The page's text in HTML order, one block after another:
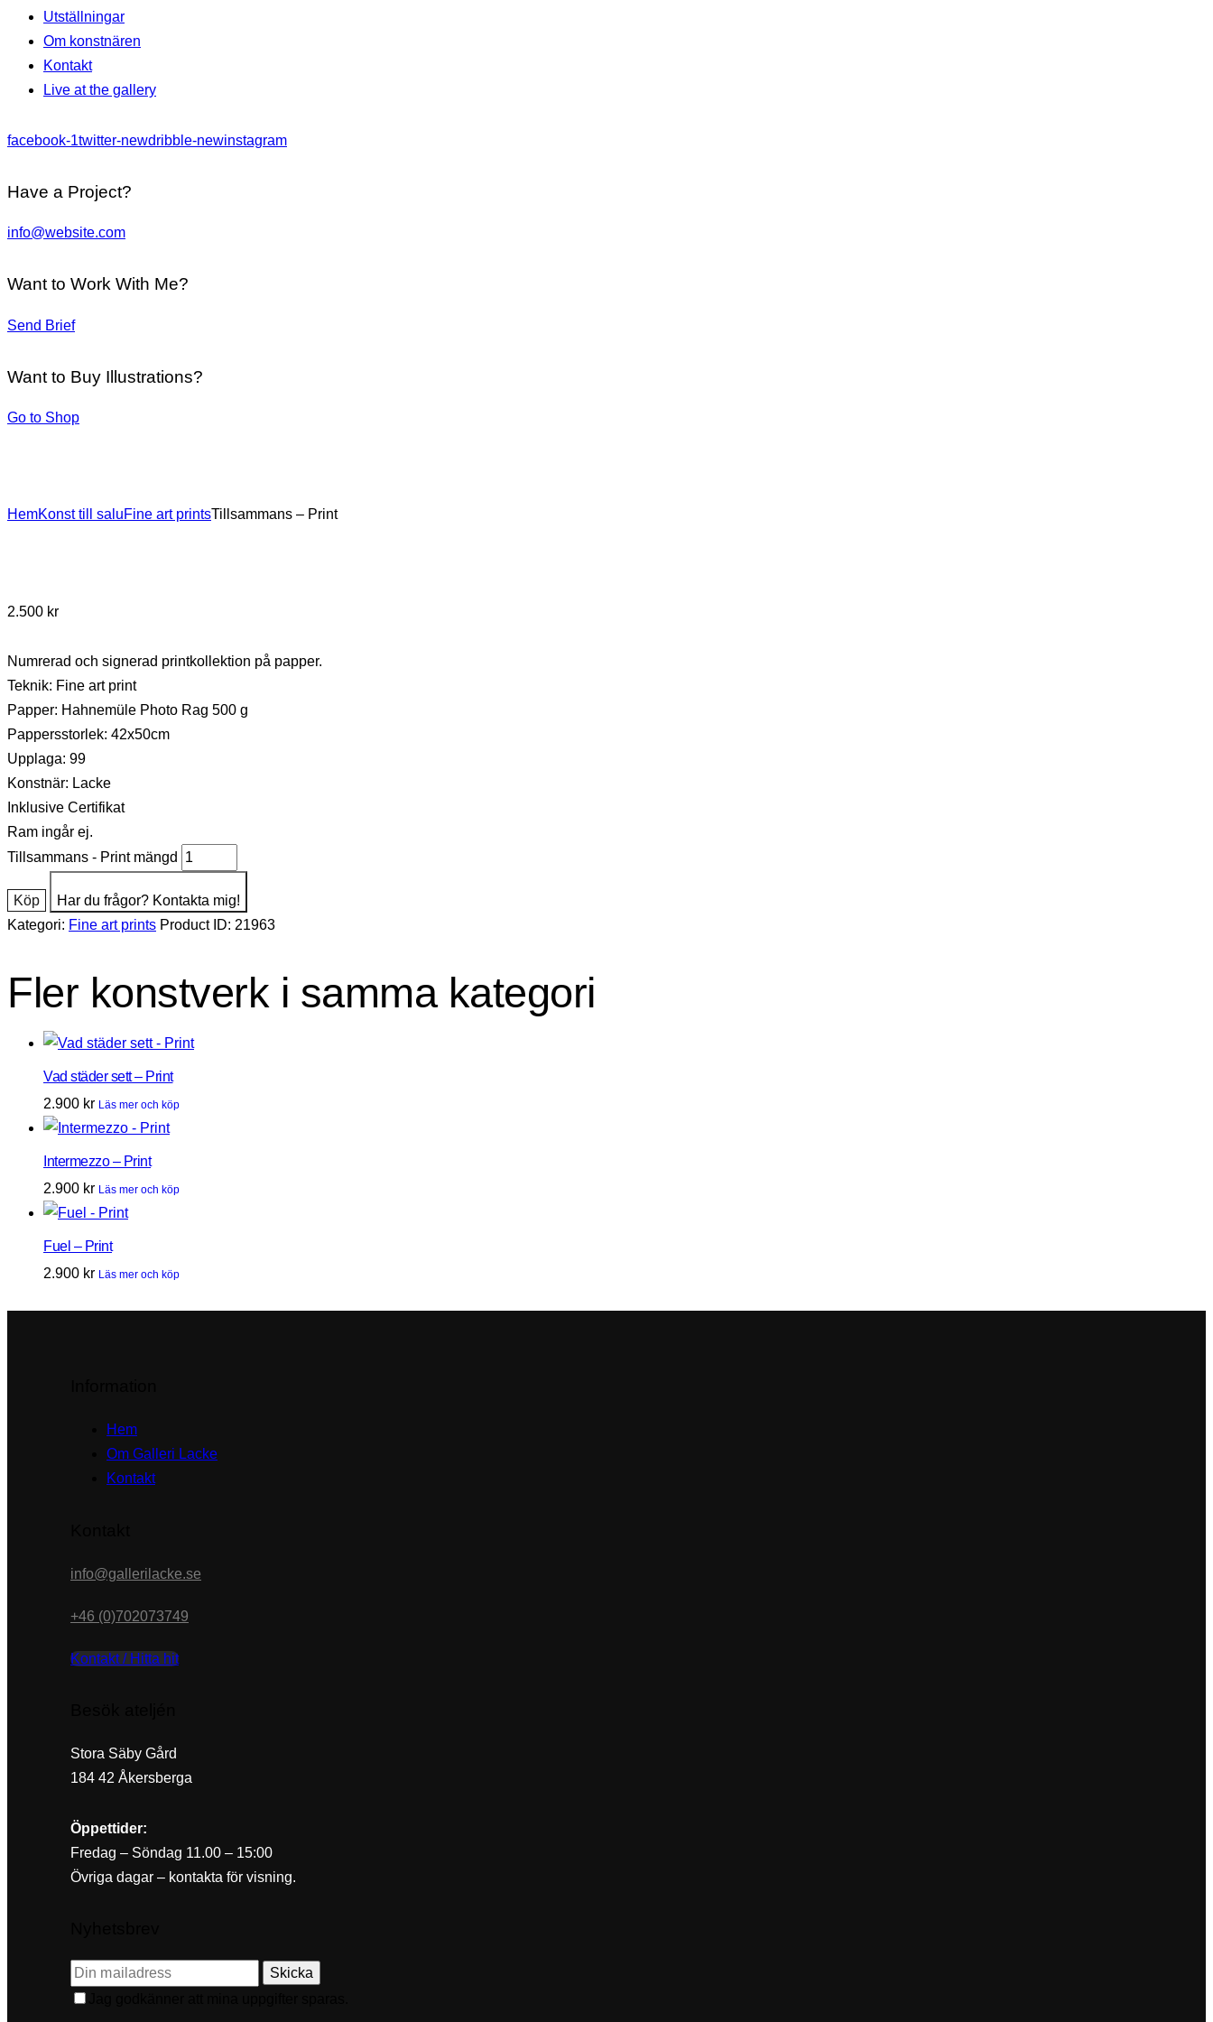
Utställningar
Om konstnären
Kontakt
Live at the gallery
facebook-1twitter-newdribble-newinstagram
Have a Project?
info@website.com
Want to Work With Me?
Send Brief
Want to Buy Illustrations?
Go to Shop
HemKonst till saluFine art printsTillsammans – Print
2.500 kr
Numrerad och signerad printkollektion på papper.
Teknik: Fine art print
Papper: Hahnemüle Photo Rag 500 g
Pappersstorlek: 42x50cm
Upplaga: 99
Konstnär: Lacke
Inklusive Certifikat
Ram ingår ej.
Tillsammans - Print mängd
Köp
Har du frågor? Kontakta mig!
Kategori: Fine art prints Product ID: 21963
Fler konstverk i samma kategori
Vad städer sett – Print
2.900 kr Läs mer och köp
Intermezzo – Print
2.900 kr Läs mer och köp
Fuel – Print
2.900 kr Läs mer och köp
Hem
Om Galleri Lacke
Kontakt
info@gallerilacke.se
+46 (0)702073749
Kontakt / Hitta hit
Stora Säby Gård
184 42 Åkersberga
Öppettider:
Fredag – Söndag 11.00 – 15:00
Övriga dagar – kontakta för visning.
Skicka